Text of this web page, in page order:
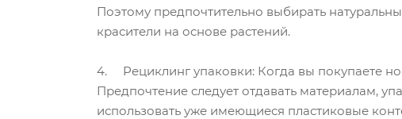
Поэтому предпочтительно выбирать
красители на основе растений.
4. Рециклинг упаковки: Когда вы покупаете
Предпочтение следует отдавать материалам,
использовать уже имеющиеся пластиковые